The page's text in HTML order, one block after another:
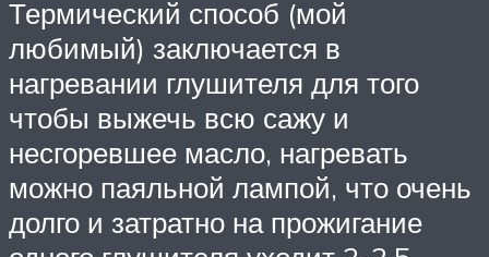
Термический способ (мой
любимый) заключается в
нагревании глушителя для того
чтобы выжечь всю сажу и
несгоревшее масло, нагревать
можно паяльной лампой, что очень
долго и затратно на прожигание